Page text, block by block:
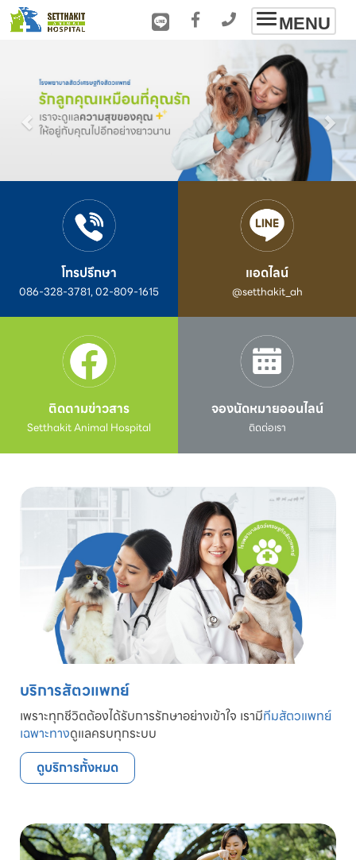
Toggle
navigation
MENU
โทรปรึกษา
086-328-3781, 02-809-1615
แอดไลน์
@setthakit_ah
ติดตามข่าวสาร
Setthakit Animal Hospital
จองนัดหมายออนไลน์
ติดต่อเรา
บริการสัตวแพทย์
เพราะทุกชีวิตต้องได้รับการรักษาอย่างเข้าใจ เรามีทีมสัตวแพทย์
เฉพาะทางดูแลครบทุกระบบ
ดูบริการทั้งหมด